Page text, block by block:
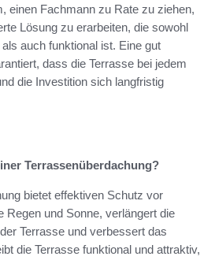
einen Fachmann zu Rate zu ziehen,
Lösung zu erarbeiten, die sowohl
auch funktional ist. Eine gut
dass die Terrasse bei jedem
die Investition sich langfristig
Terrassenüberdachung?
bietet effektiven Schutz vor
Regen und Sonne, verlängert die
Terrasse und verbessert das
die Terrasse funktional und attraktiv,